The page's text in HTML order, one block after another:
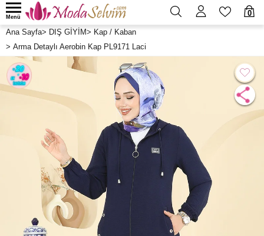
0
Menü
Ana Sayfa> DIŞ GİYİM> Kap / Kaban
> Arma Detaylı Aerobin Kap PL9171 Laci